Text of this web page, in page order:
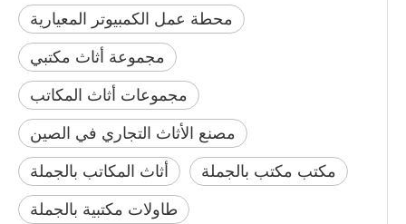
محطة عمل الكمبيوتر المعيارية
مجموعة أثاث مكتبي
مجموعات أثاث المكاتب
مصنع الأثاث التجاري في الصين
أثاث المكاتب بالجملة
مكتب مكتب بالجملة
طاولات مكتبية بالجملة